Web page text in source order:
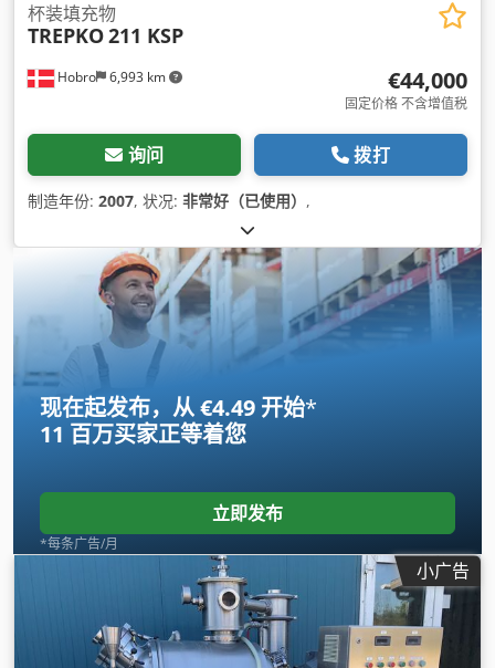
Hobro 6,993 km
杯装填充物
TREPKO211 KSP
€44,000
固定价格 不含增值税
询问 拨打
制造年份: 2007, 状况: 非常好（已使用） ,
现在起发布，从 €4.49 开始*
11 百万买家正等着您
立即发布
*每条广告/月
小广告